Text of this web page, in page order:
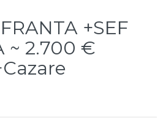
+SEF
~ 2.700 €